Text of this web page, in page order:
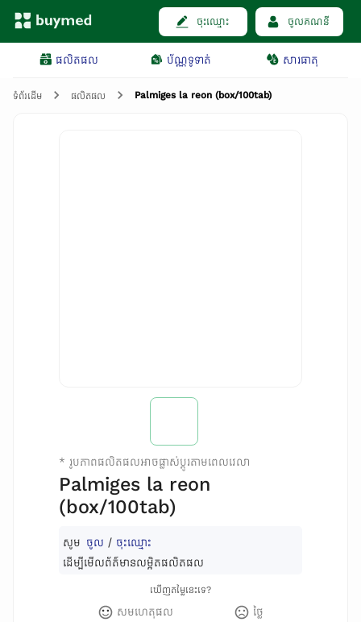
ចុះឈ្មោះ ចូលគណនី
ផលិតផល ប័ណ្ណទូទាត់ សារធាតុ
ទំព័រដើម ផលិតផល Palmiges la reon (box/100tab)
* រូបភាពផលិតផលអាចផ្លាស់ប្តូរតាមពេលវេលា
Palmiges la reon
(box/100tab)
សូម ចូល / ចុះឈ្មោះ
ដើម្បីមើលព័ត៌មានលម្អិតផលិតផល
ឃើញតម្លៃនេះទេ?
សមហេតុផល ថ្លៃ